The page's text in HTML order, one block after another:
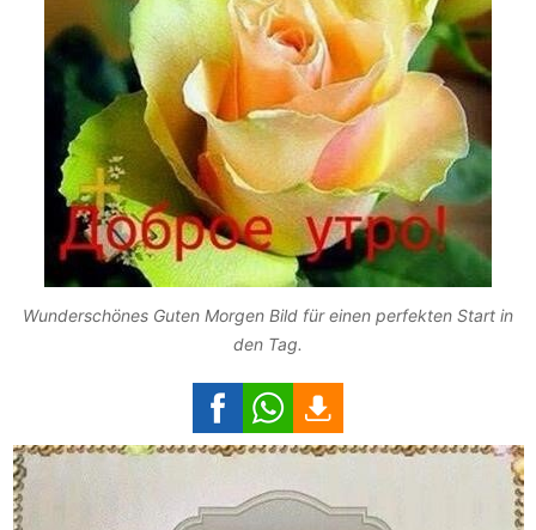
Wunderschönes Guten Morgen Bild für einen perfekten Start in
den Tag.